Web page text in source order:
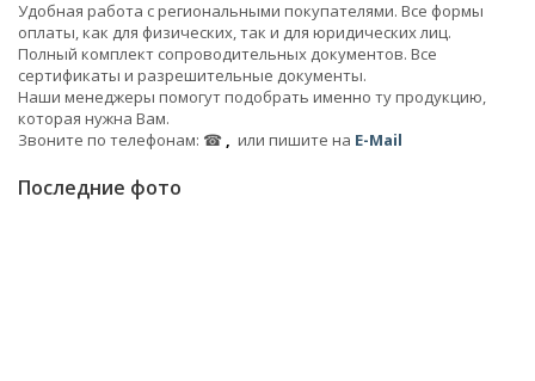
Удобная работа с региональными покупателями. Все формы
оплаты, как для физических, так и для юридических лиц.
Полный комплект сопроводительных документов. Все
сертификаты и разрешительные документы.
Наши менеджеры помогут подобрать именно ту продукцию,
которая нужна Вам.
Звоните по телефонам: ☎
или пишите на E-Mail
Последние фото